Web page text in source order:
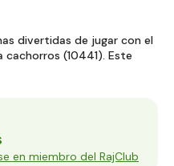
divertidas de jugar con el
(10441). Este
en miembro del RajClub